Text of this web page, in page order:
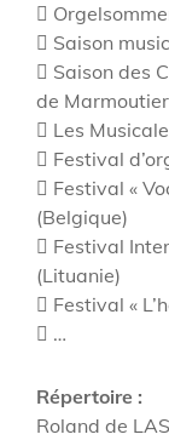

 Saison
 Saison des
de Marmoutier
 Les
 Festival
 Festival «
(Belgique)
 Festival
(Lituanie)
 Festival «
 …
Répertoire :
Roland de